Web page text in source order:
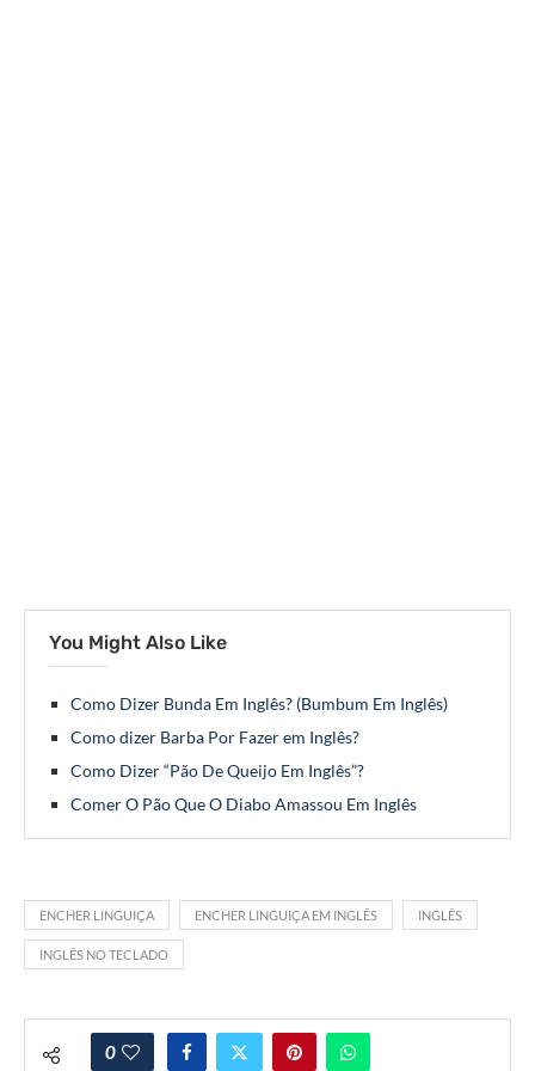
You Might Also Like
Como Dizer Bunda Em Inglês? (Bumbum Em Inglês)
Como dizer Barba Por Fazer em Inglês?
Como Dizer “Pão De Queijo Em Inglês”?
Comer O Pão Que O Diabo Amassou Em Inglês
ENCHER LINGUIÇA ENCHER LINGUIÇA EM INGLÊS INGLÊS
INGLÊS NO TECLADO
0